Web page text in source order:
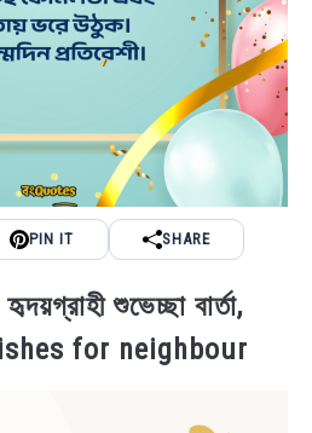
PIN IT SHARE
শুভেচ্ছা বার্তা,
for neighbour